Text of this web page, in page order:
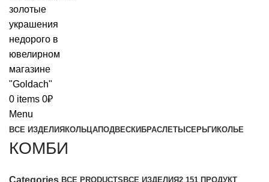
0 items 0₽
Menu
ВСЕ ИЗДЕЛИЯ КОЛЬЦАПОДВЕСКИ БРАСЛЕТЫ СЕРЬГИ КОЛЬЕ
КОМБИ
Categories ВСЕ PRODUCTS ВСЕ ИЗДЕЛИЯ2 151 ПРОДУКТ